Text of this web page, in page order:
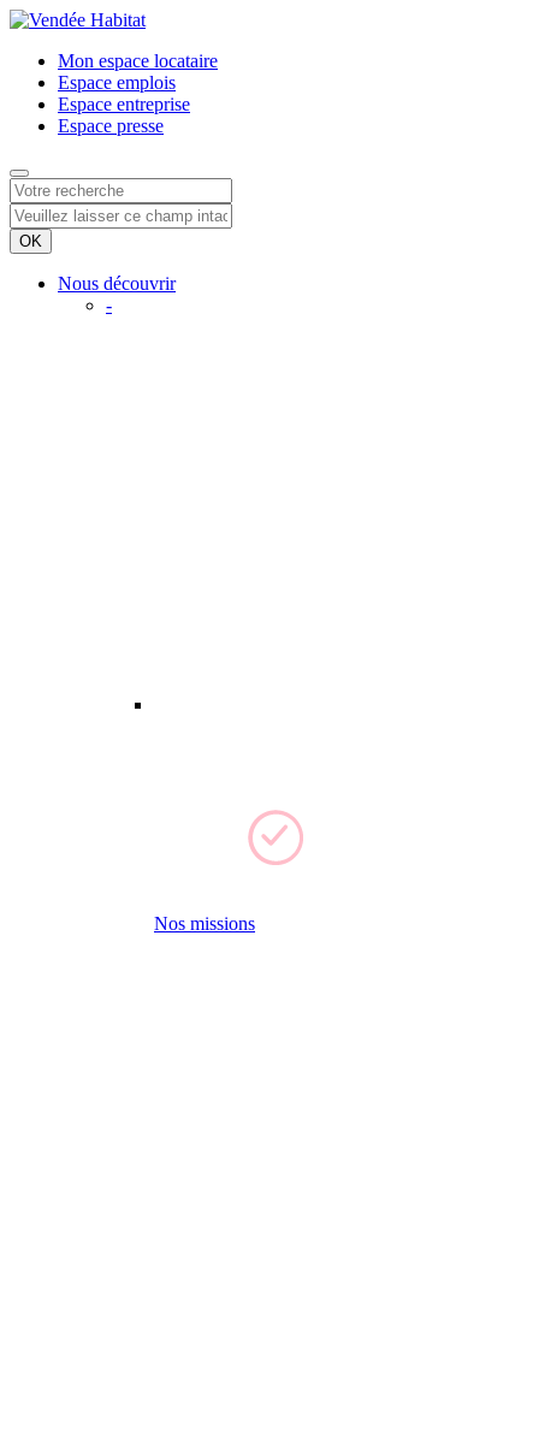
Mon espace locataire
Espace emplois
Espace entreprise
Espace presse
Nous découvrir
-
Nos missions